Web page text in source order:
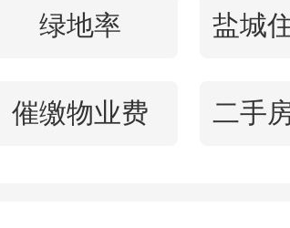
花专线等10多条特
绿地率
催缴物业费